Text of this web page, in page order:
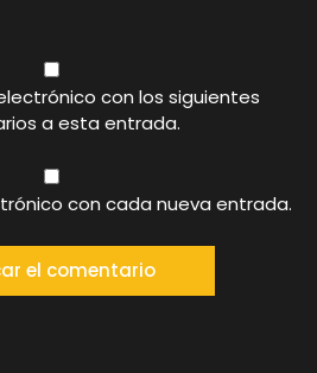
con los siguientes
a esta entrada.
con cada nueva entrada.